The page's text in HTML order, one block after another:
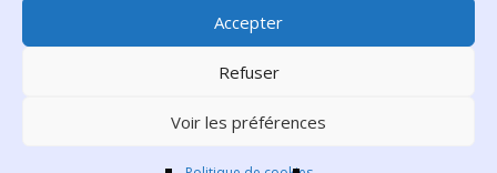
Accepter
Refuser
Voir les préférences
Bibliothèque municipale de
Lyon
30 Boulevard Vivier-Merle